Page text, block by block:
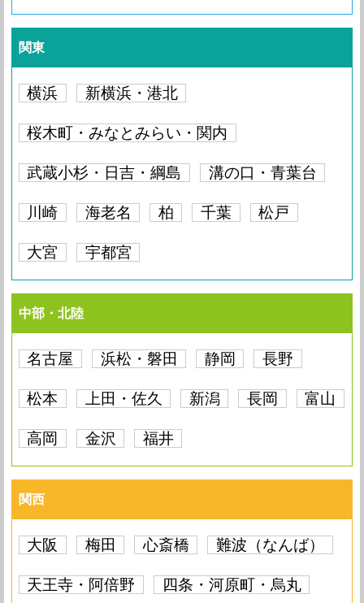
関東
横浜 新横浜・港北
桜木町・みなとみらい・関内
武蔵小杉・日吉・綱島 溝の口・青葉台
川崎 海老名 柏 千葉 松戸
大宮 宇都宮
中部・北陸
名古屋 浜松・磐田 静岡 長野
松本 上田・佐久 新潟 長岡 富山
高岡 金沢 福井
関西
大阪 梅田 心斎橋 難波（なんば）
天王寺・阿倍野 四条・河原町・烏丸